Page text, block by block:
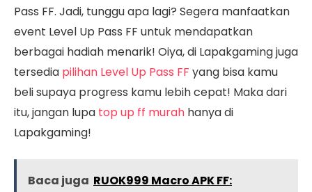
Pass FF. Jadi, tunggu apa lagi? Segera manfaatkan
event Level Up Pass FF untuk mendapatkan
berbagai hadiah menarik! Oiya, di Lapakgaming juga
tersedia pilihan Level Up Pass FF yang bisa kamu
beli supaya progress kamu lebih cepat! Maka dari
itu, jangan lupa top up ff murah hanya di
Lapakgaming!
Baca juga RUOK999 Macro APK FF: